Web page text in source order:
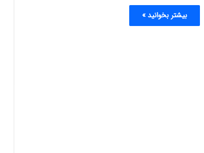
بیشتر بخوانید »